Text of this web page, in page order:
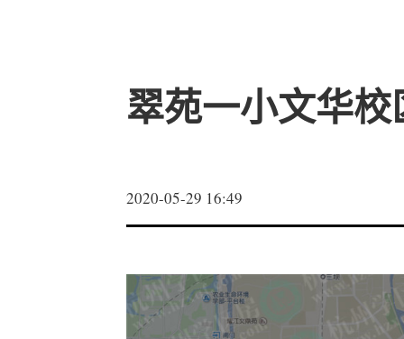
翠苑一小文华
2020-05-29 16:49